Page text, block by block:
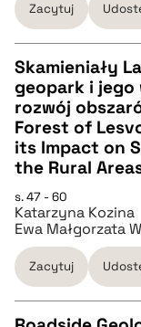
pobierz cytat
Zacytuj
CZYSTY TEKST
pobierz cytat
BIBTEX
pobierz cytat
Skamieniały
geopark i jego
rozwój
Forest of
its Impact on
the Rural
s. 47 - 60
Katarzyna Kozina
Ewa Małgorzata
Zacytuj